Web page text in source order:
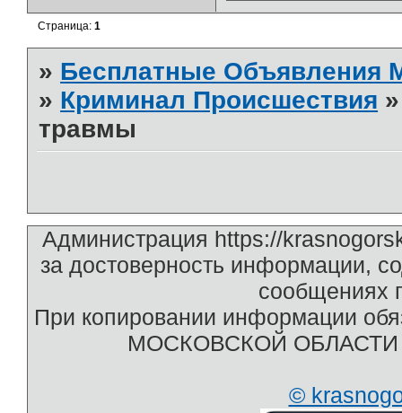
Страница:1
» Бесплатные
» Криминал Происшествия
травмы
Администрация https://
за достоверность информации,
сообщениях
При копировании информации
МОСКОВСКОЙ ОБЛАСТИ
©